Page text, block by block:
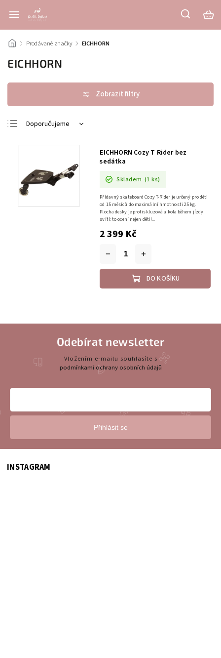
/ Prodávané značky / EICHHORN
EICHHORN
Doporučujeme
Nejprodávanější
Abecedně
EICHHORN Cozy T Rider bez
sedátka
Skladem (1 ks)
2 399 Kč
DO KOŠÍKU
Přídavný skateboard Cozy T-Rider je určený pro děti
od 15 měsíců do maximální hmotnosti 25 kg.
Plocha desky je protiskluzová a kola během jízdy
svítí: to ocení nejen děti!...
INSTAGRAM
Odebírat newsletter
Vložením e-mailu souhlasíte s
podmínkami ochrany osobních údajů
Přihlásit se